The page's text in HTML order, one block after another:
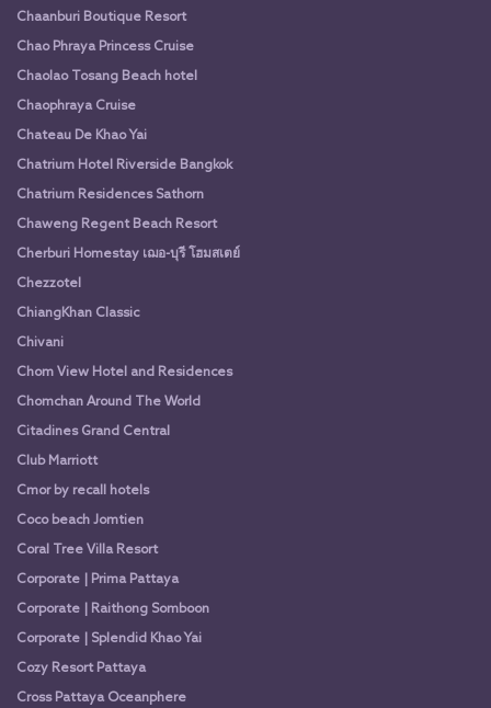
Chaanburi Boutique Resort
Chao Phraya Princess Cruise
Chaolao Tosang Beach hotel
Chaophraya Cruise
Chateau De Khao Yai
Chatrium Hotel Riverside Bangkok
Chatrium Residences Sathorn
Chaweng Regent Beach Resort
Cherburi Homestay เฌอ-บุรี โฮมสเตย์
Chezzotel
ChiangKhan Classic
Chivani
Chom View Hotel and Residences
Chomchan Around The World
Citadines Grand Central
Club Marriott
Cmor by recall hotels
Coco beach Jomtien
Coral Tree Villa Resort
Corporate | Prima Pattaya
Corporate | Raithong Somboon
Corporate | Splendid Khao Yai
Cozy Resort Pattaya
Cross Pattaya Oceanphere